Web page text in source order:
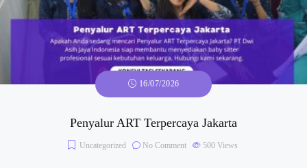
16/07/2026
Penyalur ART Terpercaya Jakarta
Uncategorized No Comment 500 Views